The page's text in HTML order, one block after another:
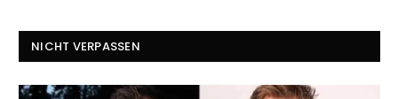
NICHT VERPASSEN